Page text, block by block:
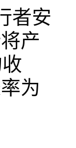
者安
产
为